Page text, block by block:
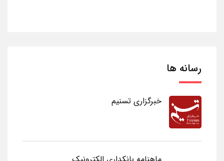
رسانه ها
خبرگزاری تسنیم